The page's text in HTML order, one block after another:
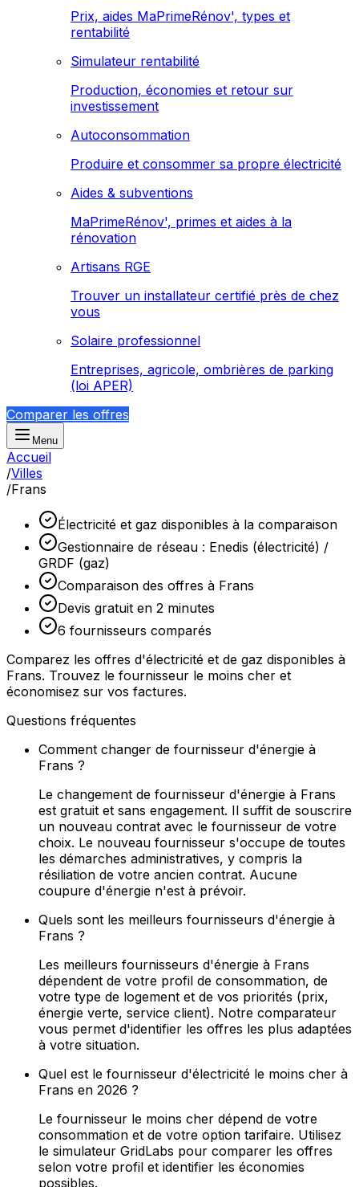
Prix, aides MaPrimeRénov', types et
rentabilité
Simulateur rentabilité
Production, économies et retour sur
investissement
Autoconsommation
Produire et consommer sa propre électricité
Aides & subventions
MaPrimeRénov', primes et aides à la
rénovation
Artisans RGE
Trouver un installateur certifié près de chez
vous
Solaire professionnel
Entreprises, agricole, ombrières de parking
(loi APER)
Comparer les offres
Menu
Accueil
/Villes
/Frans
Électricité et gaz disponibles à la comparaison
Gestionnaire de réseau : Enedis (électricité) /
GRDF (gaz)
Comparaison des offres à Frans
Devis gratuit en 2 minutes
6 fournisseurs comparés
Comparez les offres d'électricité et de gaz disponibles à
Frans. Trouvez le fournisseur le moins cher et
économisez sur vos factures.
Questions fréquentes
Comment changer de fournisseur d'énergie à
Frans ?
Le changement de fournisseur d'énergie à Frans
est gratuit et sans engagement. Il suffit de souscrire
un nouveau contrat avec le fournisseur de votre
choix. Le nouveau fournisseur s'occupe de toutes
les démarches administratives, y compris la
résiliation de votre ancien contrat. Aucune
coupure d'énergie n'est à prévoir.
Quels sont les meilleurs fournisseurs d'énergie à
Frans ?
Les meilleurs fournisseurs d'énergie à Frans
dépendent de votre profil de consommation, de
votre type de logement et de vos priorités (prix,
énergie verte, service client). Notre comparateur
vous permet d'identifier les offres les plus adaptées
à votre situation.
Quel est le fournisseur d'électricité le moins cher à
Frans en 2026 ?
Le fournisseur le moins cher dépend de votre
consommation et de votre option tarifaire. Utilisez
le simulateur GridLabs pour comparer les offres
selon votre profil et identifier les économies
possibles.